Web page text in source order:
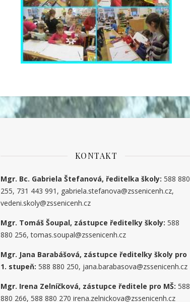
KONTAKT
Mgr. Bc. Gabriela Štefanová, ředitelka školy: 588 880
255, 731 443 991, gabriela.stefanova@zssenicenh.cz,
vedeni.skoly@zssenicenh.cz
Mgr. Tomáš Šoupal, zástupce ředitelky školy: 588
880 256, tomas.soupal@zssenicenh.cz
Mgr. Jana Barabášová, zástupce ředitelky školy pro
1. stupeň: 588 880 250, jana.barabasova@zssenicenh.cz
Mgr. Irena Zelníčková, zástupce ředitele pro MŠ:588
880 266, 588 880 270 irena.zelnickova@zssenicenh.cz